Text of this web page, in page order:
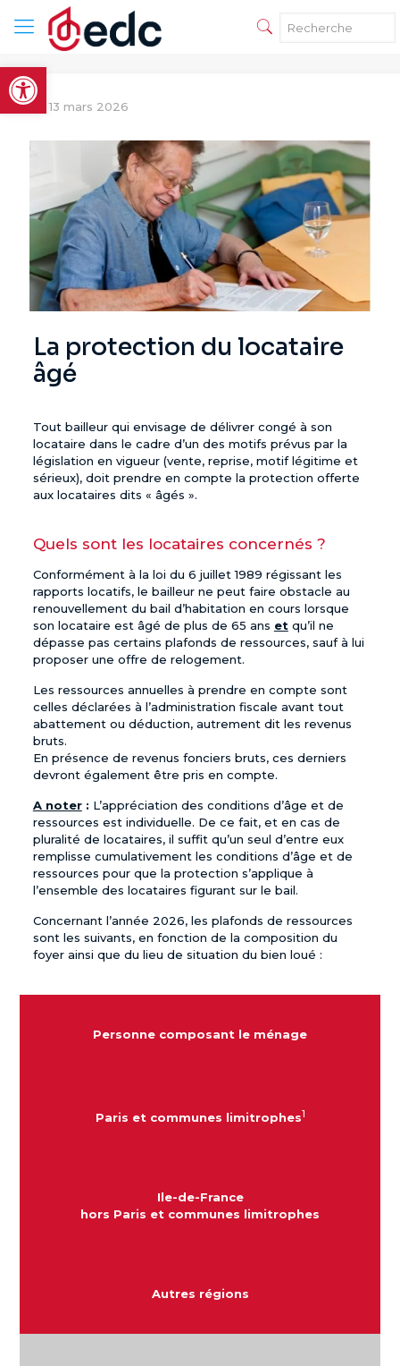
Ouvrir la barre d’outils
13 mars 2026
La protection du locataire
âgé
Tout bailleurqui envisage de délivrer congé à son
locataire dans le cadre d’un des motifs prévus par la
législation en vigueur (vente, reprise, motif légitime et
sérieux), doit prendre en compte la protection offerte
aux locataires dits « âgés ».
Quels sont les locataires concernés ?
Conformément à la loi du 6 juillet 1989 régissant les
rapports locatifs, le bailleurne peut faire obstacle au
renouvellement du bail d’habitation en cours lorsque
son locataire est âgé de plus de 65 ans etqu’il ne
dépasse pas certains plafonds de ressources, sauf à lui
proposer une offre de relogement.
Les ressources annuelles à prendre en compte sont
celles déclarées à l’administration fiscale avant tout
abattement ou déduction, autrement dit les revenus
bruts.
En présence de revenus fonciers bruts, ces derniers
devront également être pris en compte.
A noter: L’appréciation des conditions d’âge et de
ressources est individuelle. De ce fait, et en cas de
pluralité de locataires, il suffit qu’un seul d’entre eux
remplisse cumulativement les conditions d’âge et de
ressources pour que la protection s’applique à
l’ensemble des locataires figurant sur le bail.
Concernant l’année 2026, les plafonds de ressources
sont les suivants, en fonction de la composition du
foyer ainsi que du lieu de situation du bien loué :
Personne composant le ménage
Paris et communes limitrophes1
Ile-de-France
hors Paris et communes limitrophes
Autres régions